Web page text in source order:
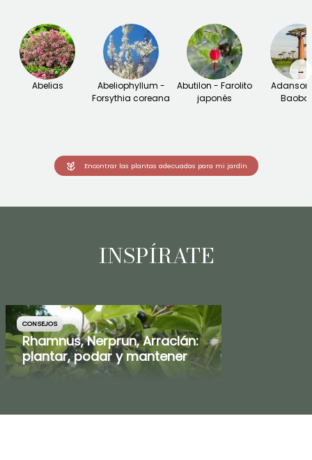
Abelias
Abeliophyllum -
Forsythia coreana
Abutilon - Farolito
japonés
→
Encontrar las plantas adecuadas para mi jardín
INSPÍRATE
CONSEJOS
Rhamnus, Nerprun, Arraclán:
plantar, podar y mantener